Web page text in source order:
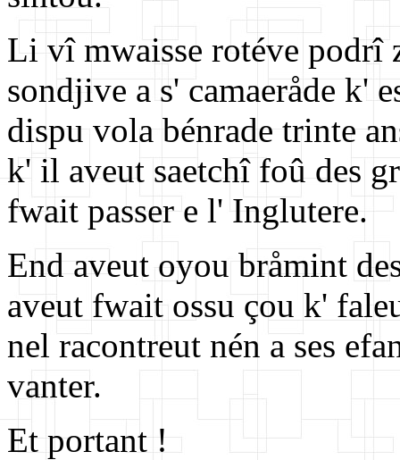
Li vî mwaisse rotéve podrî
sondjive a s' camaeråde k'
dispu vola bénrade trinte
k' il aveut saetchî foû des
fwait passer e l' Inglutere.
End aveut oyou bråmint
aveut fwait ossu çou k'
nel racontreut nén a ses
vanter.
Et portant !